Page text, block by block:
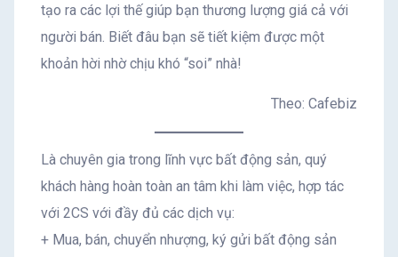
tạo ra các lợi thế giúp bạn thương lượng giá cả với
người bán. Biết đâu bạn sẽ tiết kiệm được một
khoản hời nhờ chịu khó “soi” nhà!
Theo: Cafebiz
Là chuyên gia trong lĩnh vực bất động sản, quý
khách hàng hoàn toàn an tâm khi làm việc, hợp tác
với 2CS với đầy đủ các dịch vụ:
+ Mua, bán, chuyển nhượng, ký gửi bất động sản